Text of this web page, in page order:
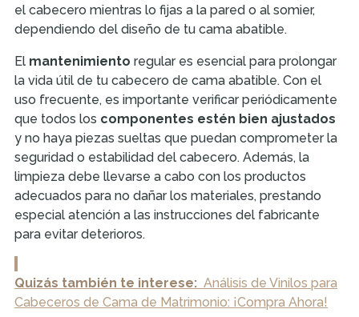
el cabecero mientras lo fijas a la pared o al somier,
dependiendo del diseño de tu cama abatible.
El mantenimiento regular es esencial para prolongar
la vida útil de tu cabecero de cama abatible. Con el
uso frecuente, es importante verificar periódicamente
que todos los componentes estén bien ajustados
y no haya piezas sueltas que puedan comprometer la
seguridad o estabilidad del cabecero. Además, la
limpieza debe llevarse a cabo con los productos
adecuados para no dañar los materiales, prestando
especial atención a las instrucciones del fabricante
para evitar deterioros.
Quizás también te interese: Análisis de Vinilos para
Cabeceros de Cama de Matrimonio: ¡Compra Ahora!